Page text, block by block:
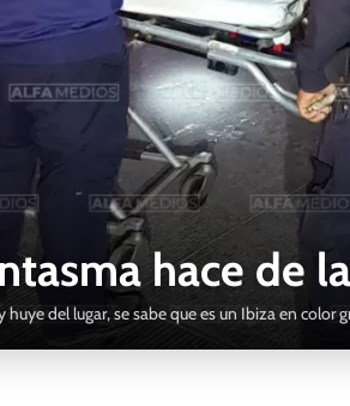
hace de
del lugar, se sabe que es un Ibiza en color